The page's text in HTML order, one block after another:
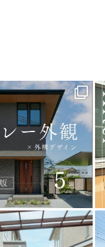
land_garden
18 0
land_garden
32 0